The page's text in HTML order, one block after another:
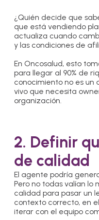
¿Quién decide que
que está vendiendo
actualiza cuando
y las condiciones de
En Oncosalud, esto
para llegar al 90% de
conocimiento no es un
vivo que necesita
organización.
2. Definir
de calidad
El agente podría
Pero no todas valían lo
calidad para pasar un
contexto correcto, en
iterar con el equipo